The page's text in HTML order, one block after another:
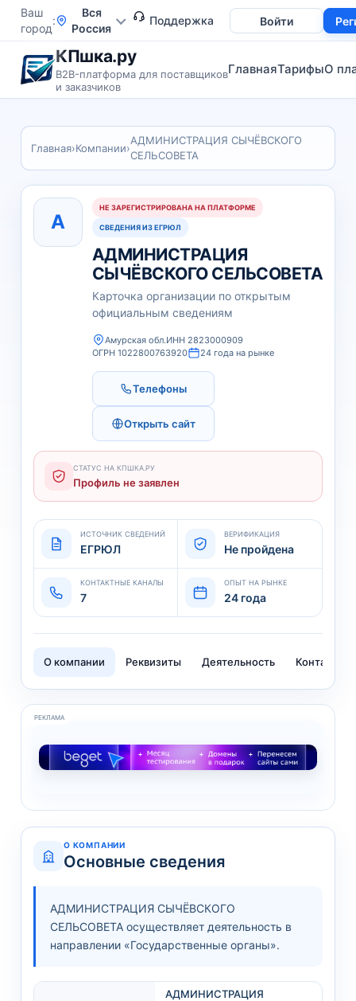
Ваш
город
Вся
Россия
Войти
Поддержка
КПшка.ру
B2B-платформа для поставщиков
и заказчиков
ГлавнаяТарифыО
Главная›Компании›
АДМИНИСТРАЦИЯ СЫЧЁВСКОГО
СЕЛЬСОВЕТА
А
НЕ ЗАРЕГИСТРИРОВАНА НА ПЛАТФОРМЕ
СВЕДЕНИЯ ИЗ ЕГРЮЛ
АДМИНИСТРАЦИЯ
СЫЧЁВСКОГО СЕЛЬСОВЕТА
Карточка организации по открытым
официальным сведениям
Амурская обл.ИНН 2823000909
ОГРН 1022800763920
24 года на рынке
Телефоны
Открыть сайт
СТАТУС НА КПШКА.РУ
Профиль не заявлен
ИСТОЧНИК СВЕДЕНИЙ
ЕГРЮЛ
ВЕРИФИКАЦИЯ
Не пройдена
КОНТАКТНЫЕ КАНАЛЫ
7
ОПЫТ НА РЫНКЕ
24 года
О компании Реквизиты Деятельность Контакты
РЕКЛАМА
О КОМПАНИИ
Основные сведения
АДМИНИСТРАЦИЯ СЫЧЁВСКОГО
СЕЛЬСОВЕТА осуществляет деятельность в
направлении «Государственные органы».
АДМИНИСТРАЦИЯ